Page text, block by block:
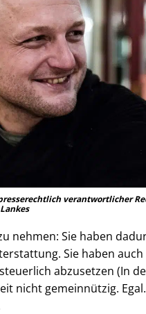
verantwortlicher
nehmen: Sie haben
Sie haben
abzusetzen (In
nicht gemeinnützig.